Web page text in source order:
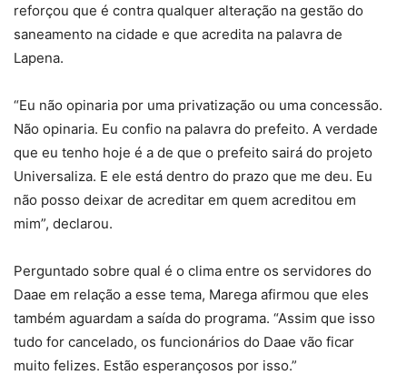
reforçou que é contra qualquer alteração na gestão do
saneamento na cidade e que acredita na palavra de
Lapena.
“Eu não opinaria por uma privatização ou uma concessão.
Não opinaria. Eu confio na palavra do prefeito. A verdade
que eu tenho hoje é a de que o prefeito sairá do projeto
Universaliza. E ele está dentro do prazo que me deu. Eu
não posso deixar de acreditar em quem acreditou em
mim”, declarou.
Perguntado sobre qual é o clima entre os servidores do
Daae em relação a esse tema, Marega afirmou que eles
também aguardam a saída do programa. “Assim que isso
tudo for cancelado, os funcionários do Daae vão ficar
muito felizes. Estão esperançosos por isso.”